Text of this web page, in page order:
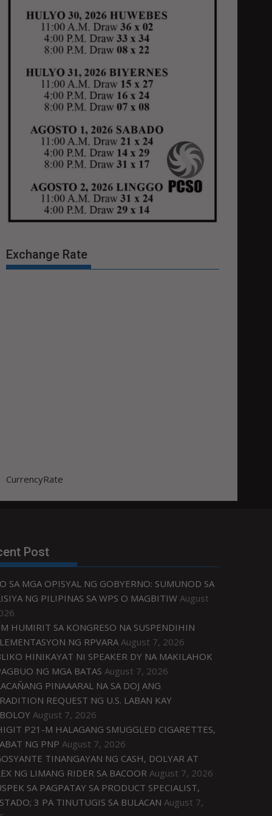
Exchange Rate
CurrencyRate
Post
SA MGA OPISYAL NG GOBYERNO: SUMUNOD SA
NG PILIPINAS SA WPS O MAGBITIW August
HUMIRIT SA KONGRESO NA SUSPENDIHIN
NG RPVARA August 7, 2026
HINIKAYAT NI SPEAKER DY NA MAKILAHOK
NG MGA BATAS August 7, 2026
PINAAARAL NA SA DOJ ANG
REQUEST NG U.S. LABAN KAY
August 7, 2026
P21-M HALAGANG SMUGGLED CIGARETTES,
NG PNP August 7, 2026
TINANGAYAN NG CASH, DOLYAR AT
NG LIMANG RIDER SA BACOOR August 7, 2026
SA PAGPATAY SA PRODUCT SPECIALIST,
3 PA TINUTUGIS SA BULACAN August 7,